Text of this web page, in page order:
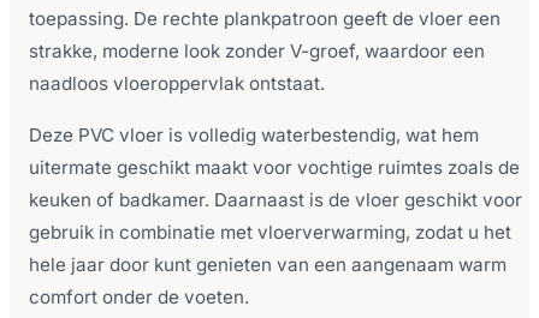
toepassing. De rechte plankpatroon geeft de vloer een
strakke, moderne look zonder V-groef, waardoor een
naadloos vloeroppervlak ontstaat.
Deze PVC vloer is volledig waterbestendig, wat hem
uitermate geschikt maakt voor vochtige ruimtes zoals de
keuken of badkamer. Daarnaast is de vloer geschikt voor
gebruik in combinatie met vloerverwarming, zodat u het
hele jaar door kunt genieten van een aangenaam warm
comfort onder de voeten.